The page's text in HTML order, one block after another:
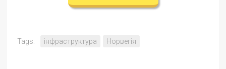
Tags: інфраструктура Норвегія